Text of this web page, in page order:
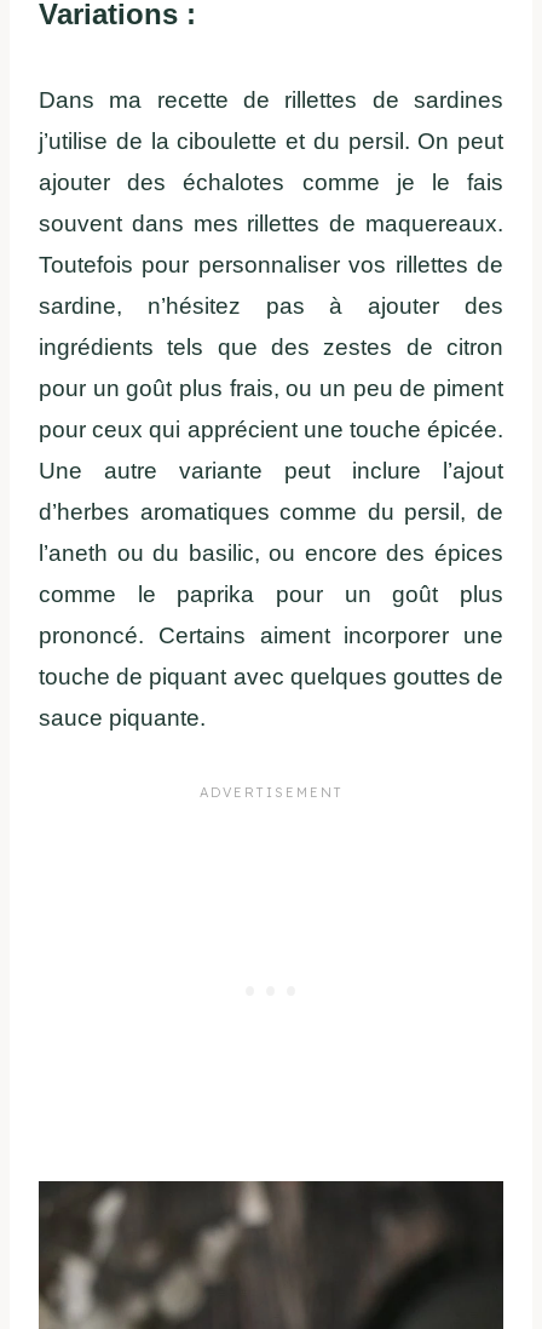
Variations :
Dans ma recette de rillettes de sardines
j’utilise de la ciboulette et du persil. On peut
ajouter des échalotes comme je le fais
souvent dans mes rillettes de maquereaux.
Toutefois pour personnaliser vos rillettes de
sardine, n’hésitez pas à ajouter des
ingrédients tels que des zestes de citron
pour un goût plus frais, ou un peu de piment
pour ceux qui apprécient une touche épicée.
Une autre variante peut inclure l’ajout
d’herbes aromatiques comme du persil, de
l’aneth ou du basilic, ou encore des épices
comme le paprika pour un goût plus
prononcé. Certains aiment incorporer une
touche de piquant avec quelques gouttes de
sauce piquante.